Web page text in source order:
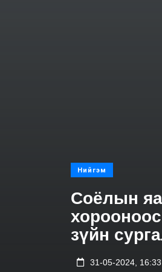
Нийгэм
Соёлын
зүйн
31-05-2024, 16:33